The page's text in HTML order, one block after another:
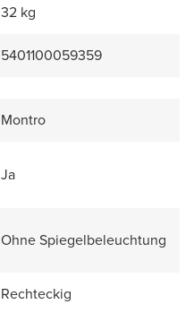
32 kg
5401100059359
Montro
Ja
Ohne Spiegelbeleuchtung
Rechteckig